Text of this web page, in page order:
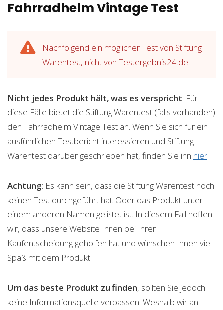
Fahrradhelm Vintage Test
Nachfolgend ein möglicher Test von Stiftung
Warentest, nicht von Testergebnis24.de.
Nicht jedes Produkt hält, was es verspricht. Für
diese Fälle bietet die Stiftung Warentest (falls vorhanden)
den Fahrradhelm Vintage Test an. Wenn Sie sich für ein
ausführlichen Testbericht interessieren und Stiftung
Warentest darüber geschrieben hat, finden Sie ihn hier.
Achtung: Es kann sein, dass die Stiftung Warentest noch
keinen Test durchgeführt hat. Oder das Produkt unter
einem anderen Namen gelistet ist. In diesem Fall hoffen
wir, dass unsere Website Ihnen bei Ihrer
Kaufentscheidung geholfen hat und wünschen Ihnen viel
Spaß mit dem Produkt.
Um das beste Produkt zu finden, sollten Sie jedoch
keine Informationsquelle verpassen. Weshalb wir an